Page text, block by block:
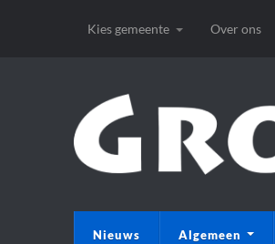
Kies gemeente Over ons
Nieuws Algemeen